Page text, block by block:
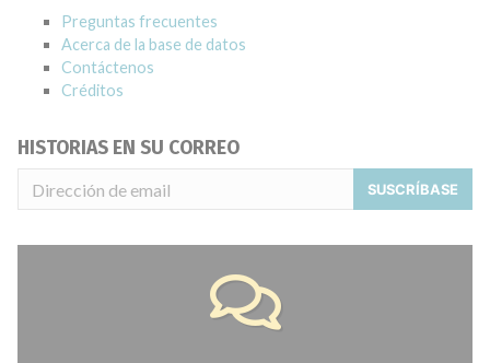
Preguntas frecuentes
Acerca de la base de datos
Contáctenos
Créditos
HISTORIAS EN SU CORREO
SUSCRÍBASE